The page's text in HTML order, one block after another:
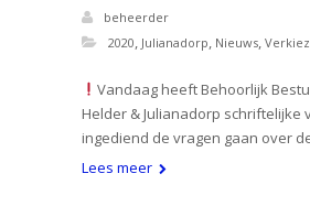
beheerder
2020, Julianadorp, Nieuws,
Vandaag heeft Behoorlijk
Helder & Julianadorp schriftelijke
ingediend de vragen gaan over
Lees meer